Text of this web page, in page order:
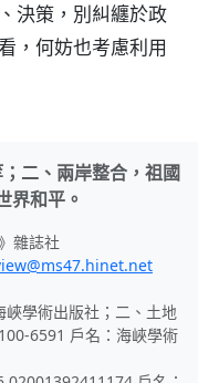
決策，別糾纏於政
，何妨也考慮利用
二、兩岸整合，祖國
界和平。
雜誌社
學術出版社；二、土地
6591 戶名：海峽學術